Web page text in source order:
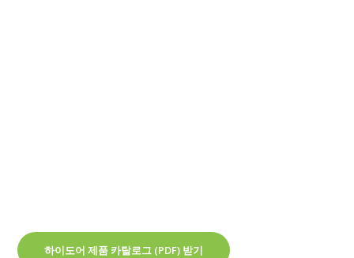
하이도어 제품 카탈로그 (PDF) 받기